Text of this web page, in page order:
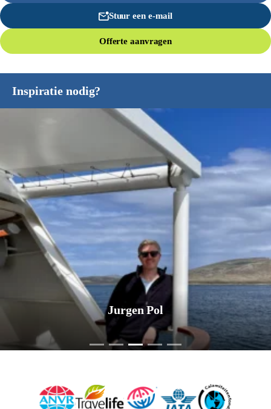
Stuur een e-mail
Offerte aanvragen
Inspiratie nodig?
Jurgen Pol